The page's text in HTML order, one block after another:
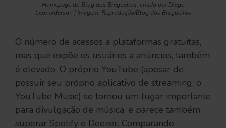
Homepage do Blog dos Bregueiros, criado por Diego
Leonarderson | Imagem: Reprodução/Blog dos Bregueiros
O número de acessos a plataformas gratuitas,
mas que expõe os usuários a anúncios, também
é elevado. O próprio YouTube (apesar de
possuir seu próprio aplicativo de streaming, o
YouTube Music) se tornou um lugar importante
para divulgação de música, e parece também
superar Spotify e Deezer. Comparando